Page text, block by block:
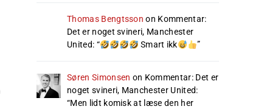
Thomas Bengtsson on Kommentar:
Det er noget svineri, Manchester
United: “ Smart ikk ”
Søren Simonsen on Kommentar: Det er
noget svineri, Manchester United:
“Men lidt komisk at læse den her